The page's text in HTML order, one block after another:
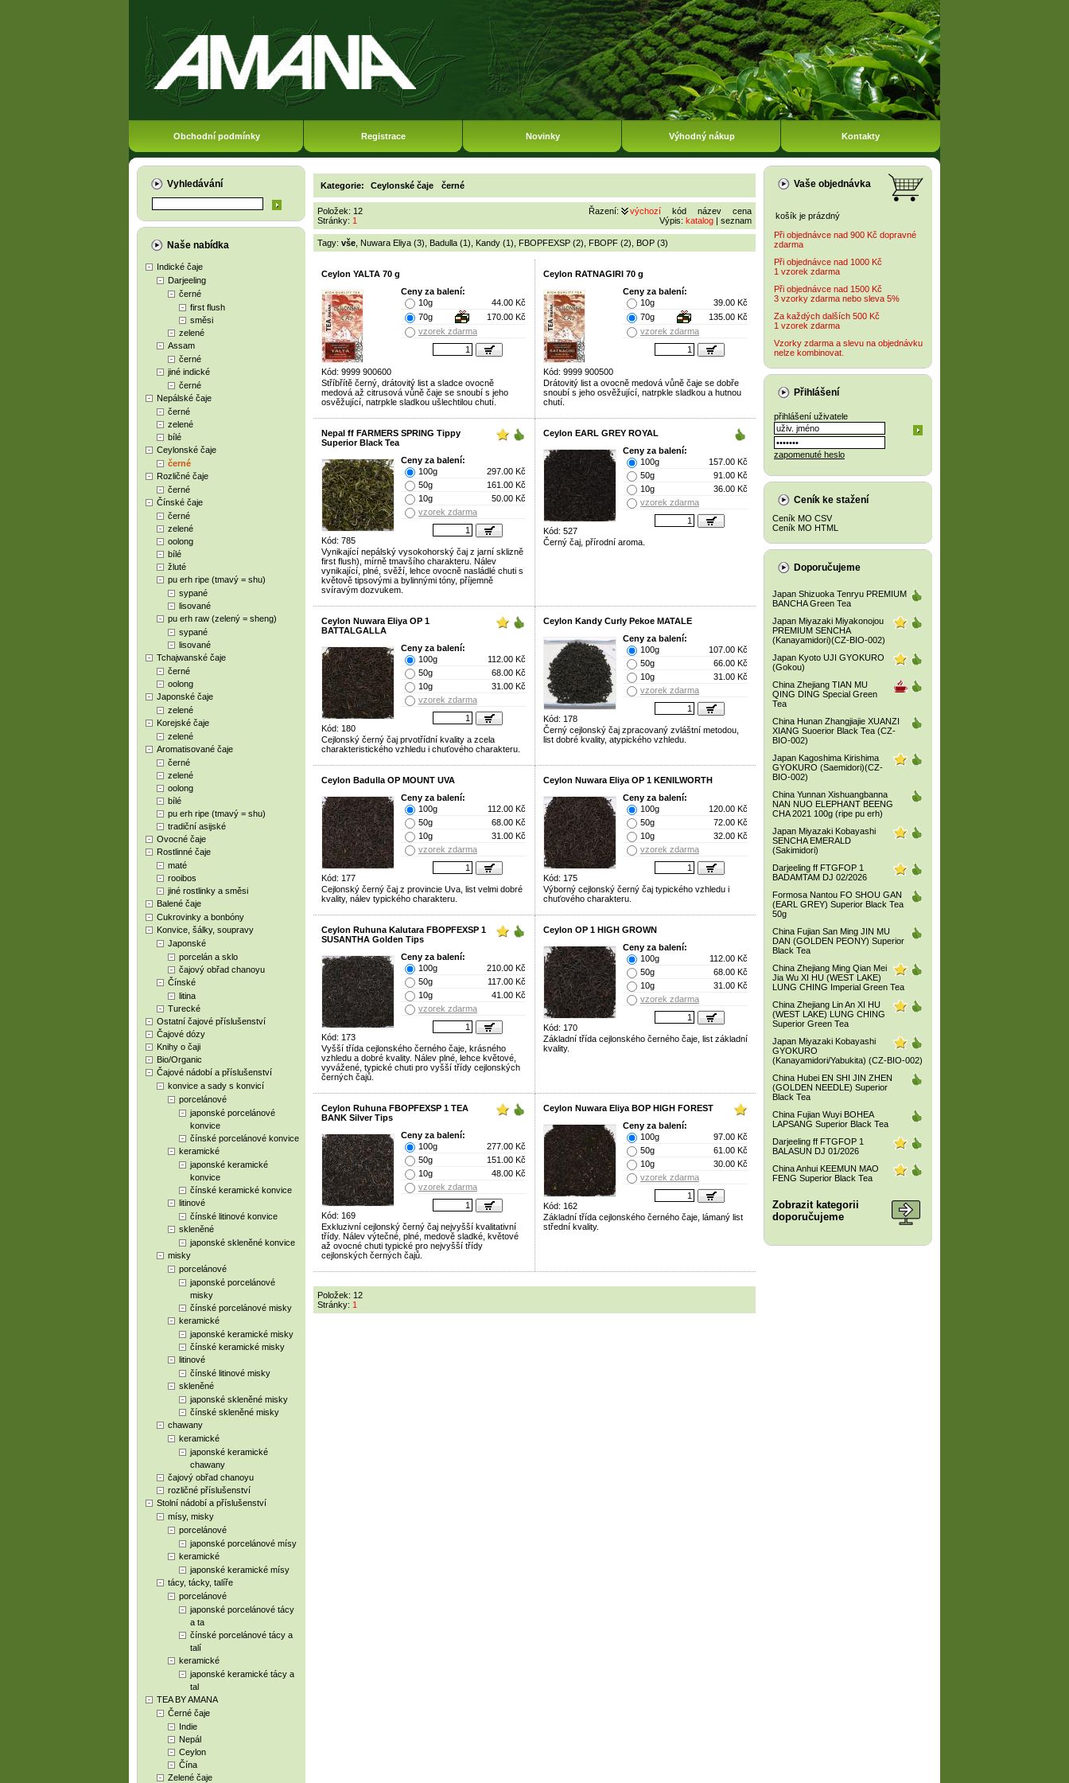
Obchodní podmínky Registrace Novinky Výhodný nákup Kontakty
Vyhledávání
Naše nabídka
Indické čaje
Darjeeling
černé
first flush
směsi
zelené
Assam
černé
jiné indické
černé
Nepálské čaje
černé
zelené
bílé
Ceylonské čaje
černé
Rozličné čaje
černé
Čínské čaje
černé
zelené
oolong
bílé
žluté
pu erh ripe (tmavý = shu)
sypané
lisované
pu erh raw (zelený = sheng)
sypané
lisované
Tchajwanské čaje
černé
oolong
Japonské čaje
zelené
Korejské čaje
zelené
Aromatisované čaje
černé
zelené
oolong
bílé
pu erh ripe (tmavý = shu)
tradiční asijské
Ovocné čaje
Rostlinné čaje
maté
rooibos
jiné rostlinky a směsi
Balené čaje
Cukrovinky a bonbóny
Konvice, šálky, soupravy
Japonské
porcelán a sklo
čajový obřad chanoyu
Čínské
litina
Turecké
Ostatní čajové příslušenství
Čajové dózy
Knihy o čaji
Bio/Organic
Čajové nádobí a příslušenství
konvice a sady s konvicí
porcelánové
japonské porcelánové
konvice
čínské porcelánové konvice
keramické
japonské keramické
konvice
čínské keramické konvice
litinové
čínské litinové konvice
skleněné
japonské skleněné konvice
misky
porcelánové
japonské porcelánové
misky
čínské porcelánové misky
keramické
japonské keramické misky
čínské keramické misky
litinové
čínské litinové misky
skleněné
japonské skleněné misky
čínské skleněné misky
chawany
keramické
japonské keramické
chawany
čajový obřad chanoyu
rozličné příslušenství
Stolní nádobí a příslušenství
mísy, misky
porcelánové
japonské porcelánové mísy
keramické
japonské keramické mísy
tácy, tácky, talíře
porcelánové
japonské porcelánové tácy
a ta
čínské porcelánové tácy a
talí
keramické
japonské keramické tácy a
tal
TEA BY AMANA
Černé čaje
Indie
Nepál
Ceylon
Čína
Zelené čaje
Kategorie: Ceylonské čaje černé
Řazení: výchozí kód název
cena
Výpis: katalog | seznam
Položek: 12
Stránky: 1
Tagy: vše Nuwara Eliya (3) Badulla (1) Kandy (1) FBOPFEXSP (2) FBOPF (2) BOP (3)
Ceylon YALTA 70 g
Kód: 9999 900600
Ceny za balení:
10g
44.00 Kč
70g
170.00 Kč
vzorek zdarma
Stříbřítě černý, drátovitý list a sladce ovocně
medová až citrusová vůně čaje se snoubí s jeho
osvěžující, natrpkle sladkou ušlechtilou chutí.
Ceylon RATNAGIRI 70 g
Kód: 9999 900500
Ceny za balení:
10g
39.00 Kč
70g
135.00 Kč
vzorek zdarma
Drátovitý list a ovocně medová vůně čaje se dobře
snoubí s jeho osvěžující, natrpkle sladkou a hutnou
chutí.
Nepal ff FARMERS SPRING Tippy
Superior Black Tea
Kód: 785
Ceny za balení:
100g
297.00 Kč
50g
161.00 Kč
10g
50.00 Kč
vzorek zdarma
Vynikající nepálský vysokohorský čaj z jarní sklizně
first flush), mírně tmavšího charakteru. Nálev
vynikající, plné, svěží, lehce ovocně nasládlé chuti s
květově tipsovými a bylinnými tóny, příjemně
svíravým dozvukem.
Ceylon EARL GREY ROYAL
Kód: 527
Ceny za balení:
100g
157.00 Kč
50g
91.00 Kč
10g
36.00 Kč
vzorek zdarma
Černý čaj, přírodní aroma.
Ceylon Nuwara Eliya OP 1
BATTALGALLA
Kód: 180
Ceny za balení:
100g
112.00 Kč
50g
68.00 Kč
10g
31.00 Kč
vzorek zdarma
Cejlonský černý čaj prvotřídní kvality a zcela
charakteristického vzhledu i chuťového charakteru.
Ceylon Kandy Curly Pekoe MATALE
Kód: 178
Ceny za balení:
100g
107.00 Kč
50g
66.00 Kč
10g
31.00 Kč
vzorek zdarma
Černý cejlonský čaj zpracovaný zvláštní metodou,
list dobré kvality, atypického vzhledu.
Ceylon Badulla OP MOUNT UVA
Kód: 177
Ceny za balení:
100g
112.00 Kč
50g
68.00 Kč
10g
31.00 Kč
vzorek zdarma
Cejlonský černý čaj z provincie Uva, list velmi dobré
kvality, nálev typického charakteru.
Ceylon Nuwara Eliya OP 1 KENILWORTH
Kód: 175
Ceny za balení:
100g
120.00 Kč
50g
72.00 Kč
10g
32.00 Kč
vzorek zdarma
Výborný cejlonský černý čaj typického vzhledu i
chuťového charakteru.
Ceylon Ruhuna Kalutara FBOPFEXSP 1
SUSANTHA Golden Tips
Kód: 173
Ceny za balení:
100g
210.00 Kč
50g
117.00 Kč
10g
41.00 Kč
vzorek zdarma
Vyšší třída cejlonského černého čaje, krásného
vzhledu a dobré kvality. Nálev plné, lehce květové,
vyvážené, typické chuti pro vyšší třídy cejlonských
černých čajů.
Ceylon OP 1 HIGH GROWN
Kód: 170
Ceny za balení:
100g
112.00 Kč
50g
68.00 Kč
10g
31.00 Kč
vzorek zdarma
Základní třída cejlonského černého čaje, list základní
kvality.
Ceylon Ruhuna FBOPFEXSP 1 TEA
BANK Silver Tips
Kód: 169
Ceny za balení:
100g
277.00 Kč
50g
151.00 Kč
10g
48.00 Kč
vzorek zdarma
Exkluzivní cejlonský černý čaj nejvyšší kvalitativní
třídy. Nálev výtečné, plné, medově sladké, květové
až ovocné chuti typické pro nejvyšší třídy
cejlonských černých čajů.
Ceylon Nuwara Eliya BOP HIGH FOREST
Kód: 162
Ceny za balení:
100g
97.00 Kč
50g
61.00 Kč
10g
30.00 Kč
vzorek zdarma
Základní třída cejlonského černého čaje, lámaný list
střední kvality.
Položek: 12
Stránky: 1
Vaše objednávka
košík je prázdný
Při objednávce nad 900 Kč dopravné
zdarma
Při objednávce nad 1000 Kč
1 vzorek zdarma
Při objednávce nad 1500 Kč
3 vzorky zdarma nebo sleva 5%
Za každých dalších 500 Kč
1 vzorek zdarma
Vzorky zdarma a slevu na objednávku
nelze kombinovat.
Přihlášení
přihlášení uživatele
zapomenuté heslo
Ceník ke stažení
Ceník MO CSV
Ceník MO HTML
Doporučujeme
Japan Shizuoka Tenryu PREMIUM
BANCHA Green Tea
Japan Miyazaki Miyakonojou
PREMIUM SENCHA
(Kanayamidori)(CZ-BIO-002)
Japan Kyoto UJI GYOKURO
(Gokou)
China Zhejiang TIAN MU
QING DING Special Green
Tea
China Hunan Zhangjiajie XUANZI
XIANG Suoerior Black Tea (CZ-
BIO-002)
Japan Kagoshima Kirishima
GYOKURO (Saemidori)(CZ-
BIO-002)
China Yunnan Xishuangbanna
NAN NUO ELEPHANT BEENG
CHA 2021 100g (ripe pu erh)
Japan Miyazaki Kobayashi
SENCHA EMERALD
(Sakimidori)
Darjeeling ff FTGFOP 1
BADAMTAM DJ 02/2026
Formosa Nantou FO SHOU GAN
(EARL GREY) Superior Black Tea
50g
China Fujian San Ming JIN MU
DAN (GOLDEN PEONY) Superior
Black Tea
China Zhejiang Ming Qian Mei
Jia Wu XI HU (WEST LAKE)
LUNG CHING Imperial Green Tea
China Zhejiang Lin An XI HU
(WEST LAKE) LUNG CHING
Superior Green Tea
Japan Miyazaki Kobayashi
GYOKURO
(Kanayamidori/Yabukita) (CZ-BIO-002)
China Hubei EN SHI JIN ZHEN
(GOLDEN NEEDLE) Superior
Black Tea
China Fujian Wuyi BOHEA
LAPSANG Superior Black Tea
Darjeeling ff FTGFOP 1
BALASUN DJ 01/2026
China Anhui KEEMUN MAO
FENG Superior Black Tea
Zobrazit kategorii
doporučujeme